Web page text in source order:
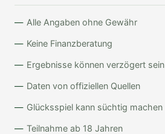
Alle Angaben ohne Gewähr
Keine Finanzberatung
Ergebnisse können verzögert sein
Daten von offiziellen Quellen
Glücksspiel kann süchtig machen
Teilnahme ab 18 Jahren